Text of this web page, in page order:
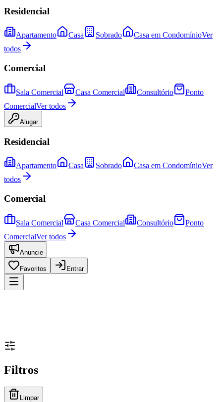
Residencial
Apartamento Casa Sobrado Casa em CondomínioVer
todos
Comercial
Sala Comercial Casa Comercial Consultório
Ponto
ComercialVer todos
Alugar
Residencial
Apartamento Casa Sobrado Casa em CondomínioVer
todos
Comercial
Sala Comercial Casa Comercial Consultório
Ponto
ComercialVer todos
Anuncie
Favoritos Entrar
Filtros
Limpar